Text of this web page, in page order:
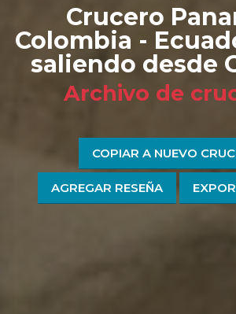
Crucero
Colombia -
saliendo desde
Archivo de
COPIAR A NUEVO
AGREGAR RESEÑA